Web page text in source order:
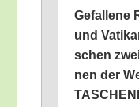
Gefal­le­ne
und
schen
nen der